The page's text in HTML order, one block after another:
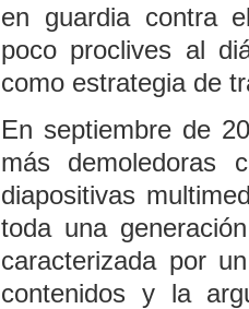
en guardia contra
poco proclives al
como estrategia de
En septiembre de
más demoledoras
diapositivas
toda una
caracterizada por
contenidos y la